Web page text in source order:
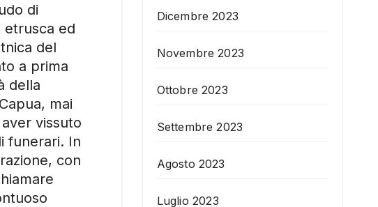
di
etrusca ed
del
a prima
della
mai
vissuto
funerari. In
con
Dicembre 2023
Novembre 2023
Ottobre 2023
Settembre 2023
Agosto 2023
Luglio 2023